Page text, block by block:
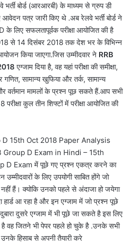
भर्ती बोर्ड (आरआरबी) के माध्यम से ग्रुप डी
पत्र जारी किए थे .अब रेलवे भर्ती बोर्ड ने
के लिए सफलतापूर्वक परीक्षा आयोजित की है
से 14 दिसंबर 2018 तक देश भर के विभिन्न
किया जाएगा.जिस उम्मीदवार ने RRB
एग्जाम दिया है, वह यहां परीक्षा की समीक्षा,
गणित, सामान्य खुफिया और तर्क, सामान्य
वर्तमान मामलों के प्रश्न पूछ सकते हैं.आप सभी
कुल तीन शिफ्टों में परीक्षा आयोजित की
D 15th Oct 2018 Paper Analysis
D Exam in Hindi – 15th
D Exam में पूछे गए प्रश्न एकत्र करने का
के लिए उपयोगी साबित होंगे जो
हैं। क्योकि उनको पहले से अंदाजा हो जयेगा
हार्ड आ रहा है और इन एग्जाम में जो प्रश्न पूछे
दुसरे एग्जाम में भी पूछे जा सकते है इस लिए
वह जितने भी पेपर पहले हो चुके है .उनके सभी
हिसाब से अपनी तैयारी करे